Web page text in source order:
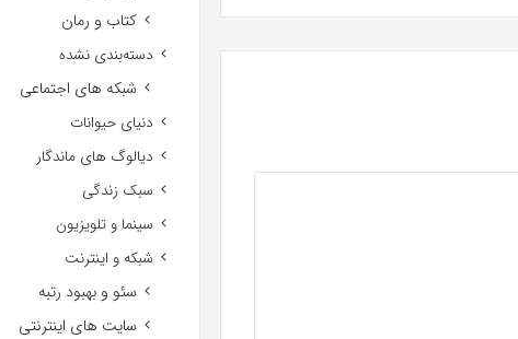
کتاب و رمان
دسته‌بندی نشده
شبکه های اجتماعی
دنیای حیوانات
دیالوگ های ماندگار
سبک زندگی
سینما و تلویزیون
شبکه و اینترنت
سئو و بهبود رتبه
سایت های اینترنتی